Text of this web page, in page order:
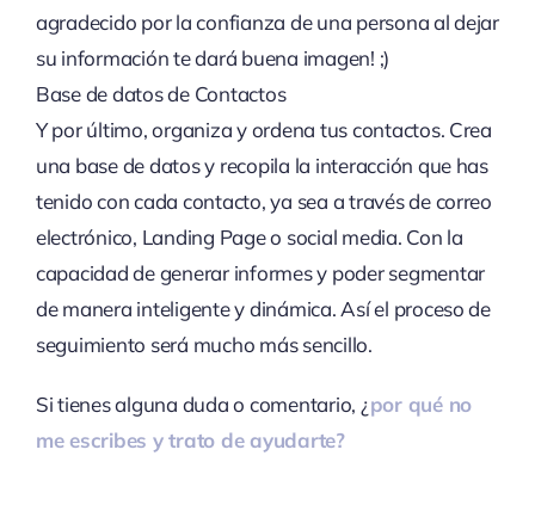
agradecido por la confianza de una persona al dejar
su información te dará buena imagen! ;)
Base de datos de Contactos
Y por último, organiza y ordena tus contactos. Crea
una base de datos y recopila la interacción que has
tenido con cada contacto, ya sea a través de correo
electrónico, Landing Page o social media. Con la
capacidad de generar informes y poder segmentar
de manera inteligente y dinámica. Así el proceso de
seguimiento será mucho más sencillo.
Si tienes alguna duda o comentario, ¿por qué no
me escribes y trato de ayudarte?